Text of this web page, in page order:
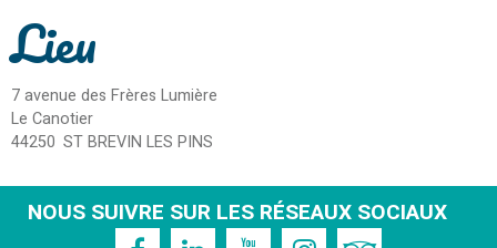
Lieu
7 avenue des Frères Lumière
Le Canotier
44250 ST BREVIN LES PINS
NOUS SUIVRE SUR LES RÉSEAUX SOCIAUX